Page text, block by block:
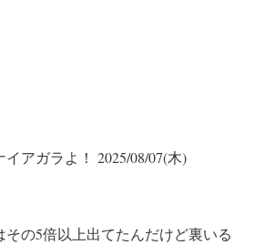
アガラよ！ 2025/08/07(木)
の5倍以上出てたんだけど裏いる